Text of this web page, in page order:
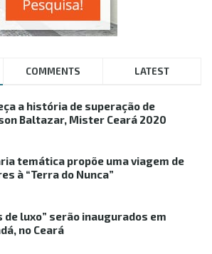
COMMENTS LATEST
a história de superação de
Baltazar, Mister Ceará 2020
temática propõe uma viagem de
à “Terra do Nunca”
de luxo” serão inaugurados em
no Ceará